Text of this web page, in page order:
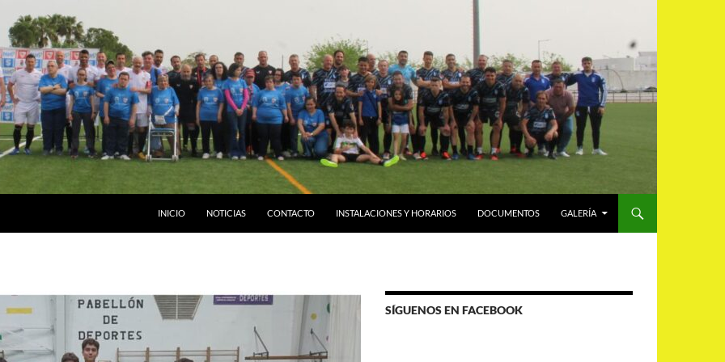
INICIO NOTICIAS CONTACTO INSTALACIONES Y HORARIOS DOCUMENTOS GALERÍA
SÍGUENOS EN FACEBOOK